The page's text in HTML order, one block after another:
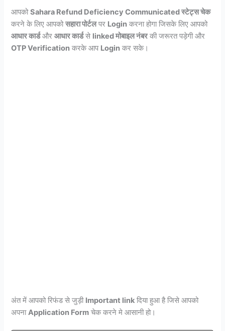
आपकोSahara Refund Deficiency Communicated स्टेट्स चेक
करने के लिए आपकोसहारा पोर्टलपर Login करना होगा जिसके लिए आपको
आधार कार्डऔरआधार कार्डसे linked मोबाइल नंबरकी जरूरत पड़ेगी और
OTP Verification करके आप Login कर सके।
अंत में आपको रिफंड से जुड़ी Important link दिया हुआ है जिसे आपको
अपनाApplication Form चेक करने मे आसानी हो।